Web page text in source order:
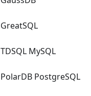
GreatSQL
TDSQL MySQL
PolarDB PostgreSQL